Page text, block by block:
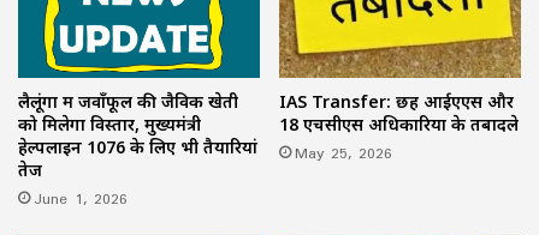
लैलूंगा में जवाँफूल की जैविक खेती
को मिलेगा विस्तार, मुख्यमंत्री
हेल्पलाइन 1076 के लिए भी तैयारियां
तेज
June 1, 2026
IAS Transfer: छह आईएएस और
18 एचसीएस अधिकारियों के तबादले
May 25, 2026